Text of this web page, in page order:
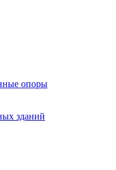
опоры
зданий